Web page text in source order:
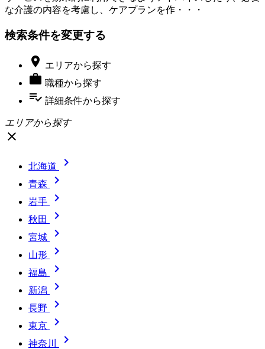
な介護の内容を考慮し、ケアプランを作・・・
検索条件を変更する
 エリアから探す
 職種から探す
playlist_add_check 詳細条件から探す
エリアから探す
close
北海道 
青森 
岩手 
秋田 
宮城 
山形 
福島 
新潟 
長野 
東京 
神奈川 